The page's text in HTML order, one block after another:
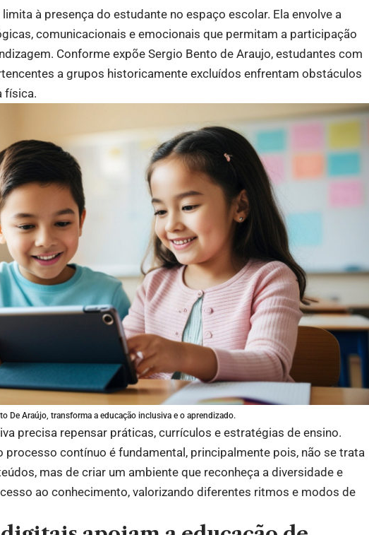
à presença do estudante no espaço escolar. Ela envolve a
comunicacionais e emocionais que permitam a participação
Conforme expõe Sergio Bento de Araujo, estudantes com
a grupos historicamente excluídos enfrentam obstáculos
física.
De Araújo, transforma a educação inclusiva e o aprendizado.
precisa repensar práticas, currículos e estratégias de ensino.
processo contínuo é fundamental, principalmente pois, não se trata
mas de criar um ambiente que reconheça a diversidade e
ao conhecimento, valorizando diferentes ritmos e modos de